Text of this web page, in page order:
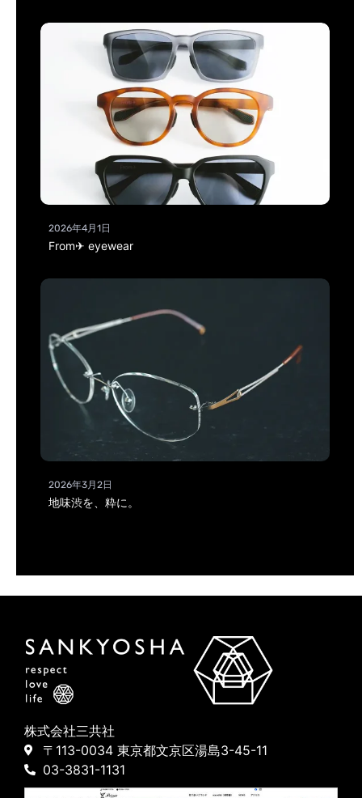
2026年4月1日
From✈ eyewear
2026年3月2日
地味渋を、粋に。
株式会社三共社
〒113-0034 東京都文京区湯島3-45-11
03-3831-1131